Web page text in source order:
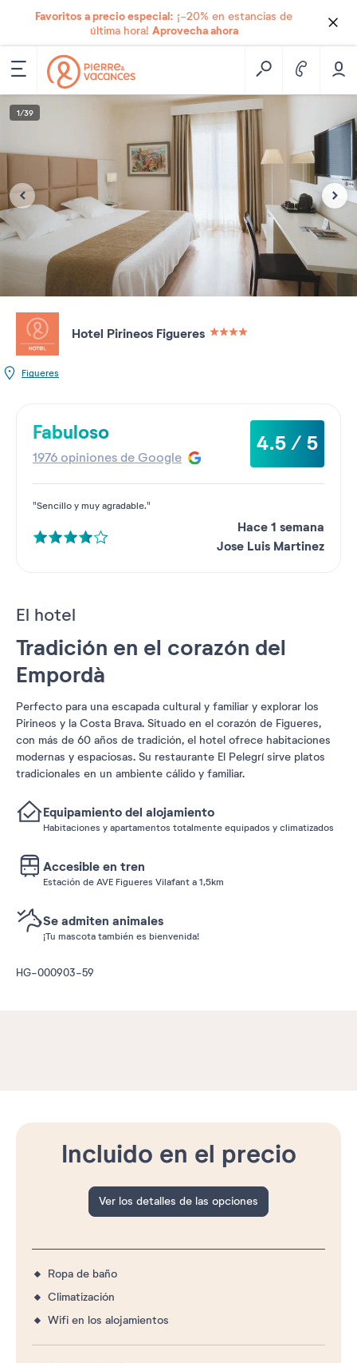
Favoritos a precio especial: ¡-20% en estancias de
última hora! Aprovecha ahora
Hotel Pirineos Figueres
Figueres
1/39
Fabuloso
1976 opiniones de Google
4.5 / 5
"Sencillo y muy agradable."
Hace 1 semana
Jose Luis Martinez
El hotel
Tradición en el corazón del
Empordà
Perfecto para una escapada cultural y familiar y explorar los
Pirineos y la Costa Brava. Situado en el corazón de Figueres,
con más de 60 años de tradición, el hotel ofrece habitaciones
modernas y espaciosas. Su restaurante El Pelegrí sirve platos
tradicionales en un ambiente cálido y familiar.
Equipamiento del alojamiento
Habitaciones y apartamentos totalmente equipados y climatizados
Accesible en tren
Estación de AVE Figueres Vilafant a 1,5km
Se admiten animales
¡Tu mascota también es bienvenida!
HG-000903-59
Incluido en el precio
Ver los detalles de las opciones
Ropa de baño
Climatización
Wifi en los alojamientos